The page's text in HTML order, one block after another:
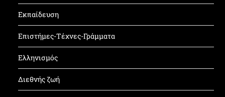
Εκπαίδευση
Επιστήμες-Τέχνες-Γράμματα
Ελληνισμός
Διεθνής ζωή